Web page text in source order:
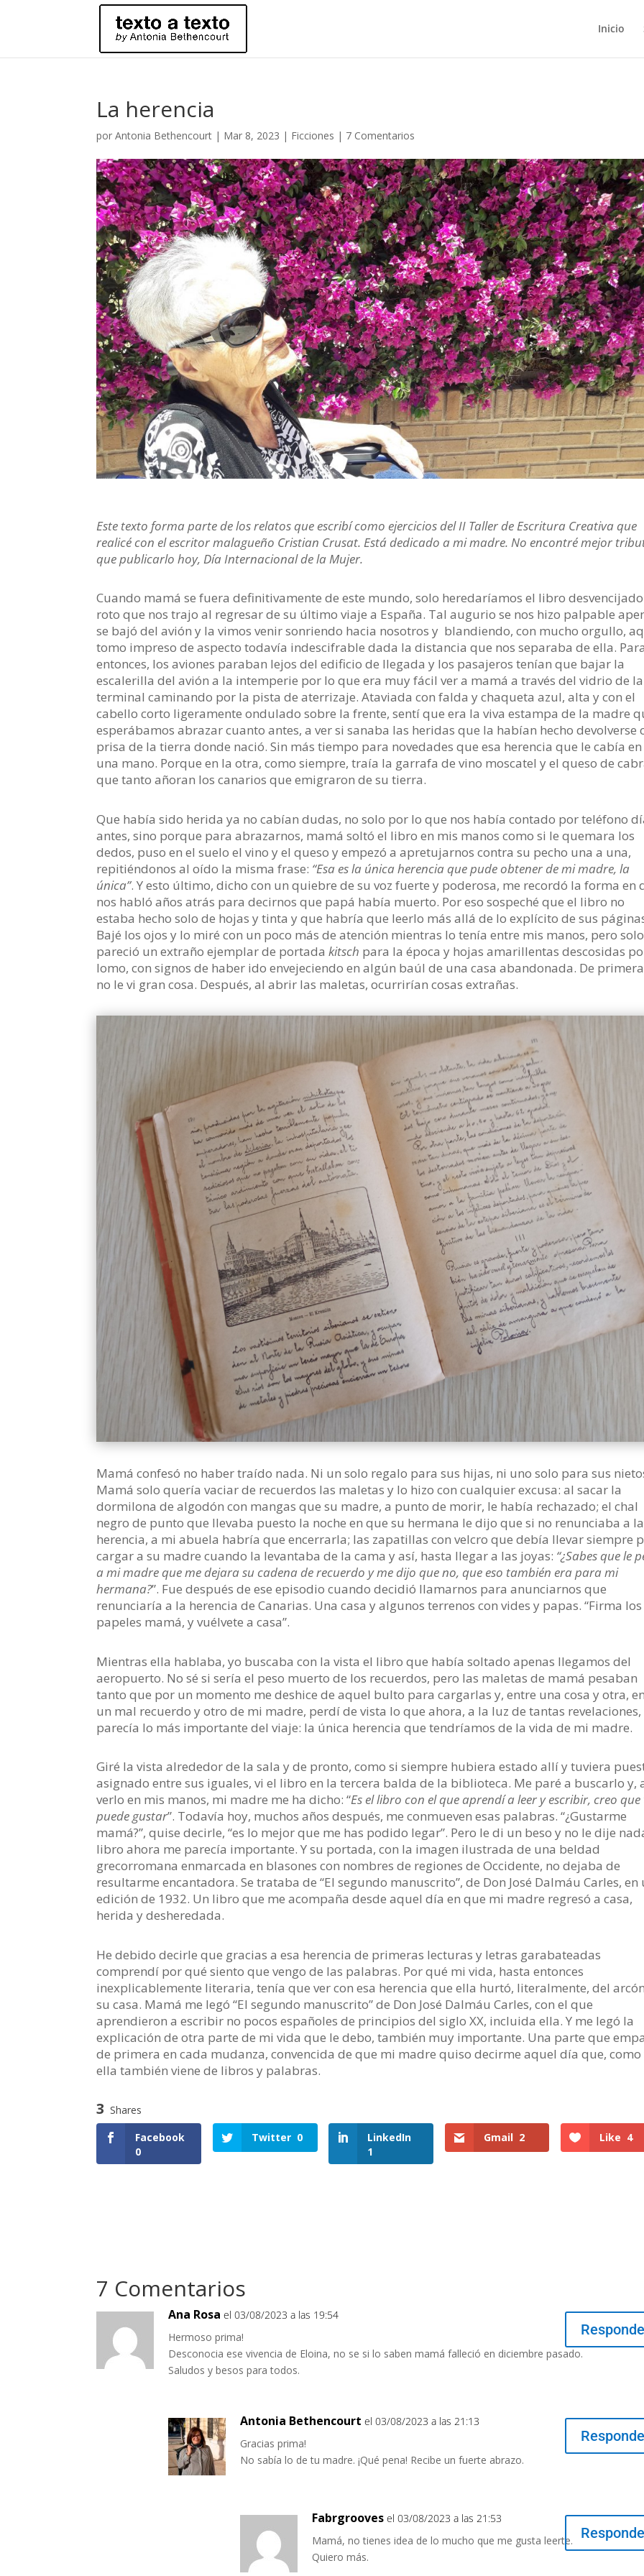
Inicio
La herencia
porAntonia Bethencourt | Mar 8, 2023 | Ficciones | 7 Comentarios
Este texto forma parte de los relatos que escribí como ejercicios del II Taller de Escritura Creativa que
realicé con el escritor malagueño Cristian Crusat. Está dedicado a mi madre. No encontré mejor
que publicarlo hoy, Día Internacional de la Mujer.
Cuando mamá se fuera definitivamente de este mundo, solo heredaríamos el libro
roto que nos trajo al regresar de su último viaje a España. Tal augurio se nos hizo palpable
se bajó del avión y la vimos venir sonriendo hacia nosotros y blandiendo, con mucho orgullo,
tomo impreso de aspecto todavía indescifrable dada la distancia que nos separaba de ella.
entonces, los aviones paraban lejos del edificio de llegada y los pasajeros tenían que bajar la
escalerilla del avión a la intemperie por lo que era muy fácil ver a mamá a través del vidrio de la
terminal caminando por la pista de aterrizaje. Ataviada con falda y chaqueta azul, alta y con el
cabello corto ligeramente ondulado sobre la frente, sentí que era la viva estampa de la madre
esperábamos abrazar cuanto antes, a ver si sanaba las heridas que la habían hecho devolverse
prisa de la tierra donde nació. Sin más tiempo para novedades que esa herencia que le cabía en
una mano. Porque en la otra, como siempre, traía la garrafa de vino moscatel y el queso de
que tanto añoran los canarios que emigraron de su tierra.
Que había sido herida ya no cabían dudas, no solo por lo que nos había contado por teléfono
antes, sino porque para abrazarnos, mamá soltó el libro en mis manos como si le quemara los
dedos, puso en el suelo el vino y el queso y empezó a apretujarnos contra su pecho una a una,
repitiéndonos al oído la misma frase: “Esa es la única herencia que pude obtener de mi madre, la
única”. Y esto último, dicho con un quiebre de su voz fuerte y poderosa, me recordó la forma en
nos habló años atrás para decirnos que papá había muerto. Por eso sospeché que el libro no
estaba hecho solo de hojas y tinta y que habría que leerlo más allá de lo explícito de sus
Bajé los ojos y lo miré con un poco más de atención mientras lo tenía entre mis manos, pero
pareció un extraño ejemplar de portadakitsch para la época y hojas amarillentas descosidas
lomo, con signos de haber ido envejeciendo en algún baúl de una casa abandonada. De
no le vi gran cosa. Después, al abrir las maletas, ocurrirían cosas extrañas.
Mamá confesó no haber traído nada. Ni un solo regalo para sus hijas, ni uno solo para sus
Mamá solo quería vaciar de recuerdos las maletas y lo hizo con cualquier excusa: al sacar la
dormilona de algodón con mangas que su madre, a punto de morir, le había rechazado; el chal
negro de punto que llevaba puesto la noche en que su hermana le dijo que si no renunciaba a la
herencia, a mi abuela habría que encerrarla; las zapatillas con velcro que debía llevar siempre
cargar a su madre cuando la levantaba de la cama y así, hasta llegar a las joyas: “¿Sabes que le
a mi madre que me dejara su cadena de recuerdo y me dijo que no, que eso también era para mi
hermana?”. Fue después de ese episodio cuando decidió llamarnos para anunciarnos que
renunciaría a la herencia de Canarias. Una casa y algunos terrenos con vides y papas. “Firma los
papeles mamá, y vuélvete a casa”.
Mientras ella hablaba, yo buscaba con la vista el libro que había soltado apenas llegamos del
aeropuerto. No sé si sería el peso muerto de los recuerdos, pero las maletas de mamá pesaban
tanto que por un momento me deshice de aquel bulto para cargarlas y, entre una cosa y otra,
un mal recuerdo y otro de mi madre, perdí de vista lo que ahora, a la luz de tantas revelaciones,
parecía lo más importante del viaje: la única herencia que tendríamos de la vida de mi madre.
Giré la vista alrededor de la sala y de pronto, como si siempre hubiera estado allí y tuviera
asignado entre sus iguales, vi el libro en la tercera balda de la biblioteca. Me paré a buscarlo y,
verlo en mis manos, mi madre me ha dicho: “Es el libro con el que aprendí a leer y escribir, creo que
puede gustar”. Todavía hoy, muchos años después, me conmueven esas palabras. “¿Gustarme
mamá?”, quise decirle, “es lo mejor que me has podido legar”. Pero le di un beso y no le dije
libro ahora me parecía importante. Y su portada, con la imagen ilustrada de una beldad
grecorromana enmarcada en blasones con nombres de regiones de Occidente, no dejaba de
resultarme encantadora. Se trataba de “El segundo manuscrito”, de Don José Dalmáu Carles, en
edición de 1932. Un libro que me acompaña desde aquel día en que mi madre regresó a casa,
herida y desheredada.
He debido decirle que gracias a esa herencia de primeras lecturas y letras garabateadas
comprendí por qué siento que vengo de las palabras. Por qué mi vida, hasta entonces
inexplicablemente literaria, tenía que ver con esa herencia que ella hurtó, literalmente, del
su casa. Mamá me legó “El segundo manuscrito” de Don José Dalmáu Carles, con el que
aprendieron a escribir no pocos españoles de principios del siglo XX, incluida ella. Y me legó la
explicación de otra parte de mi vida que le debo, también muy importante. Una parte que
de primera en cada mudanza, convencida de que mi madre quiso decirme aquel día que, como
ella también viene de libros y palabras.
3 Shares
Facebook
0
Twitter 0
LinkedIn
1
Gmail 2 Like 4
7 Comentarios
Ana Rosa el 03/08/2023 a las 19:54
Hermoso prima!
Desconocia ese vivencia de Eloina, no se si lo saben mamá falleció en diciembre pasado.
Saludos y besos para todos.
Antonia Bethencourt el 03/08/2023 a las 21:13
Gracias prima!
No sabía lo de tu madre. ¡Qué pena! Recibe un fuerte abrazo.
Fabrgrooves el 03/08/2023 a las 21:53
Mamá, no tienes idea de lo mucho que me gusta leerte.
Quiero más.